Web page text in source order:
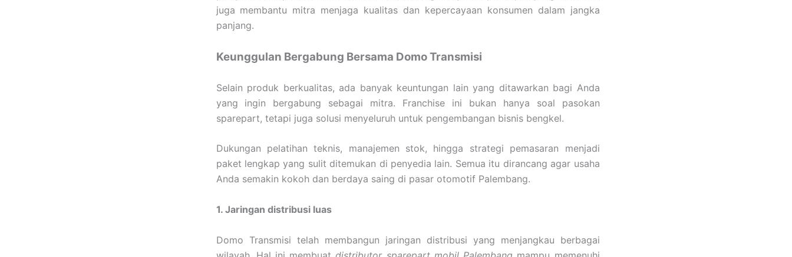
juga membantu mitra menjaga kualitas dan kepercayaan konsumen dalam jangka
panjang.
Keunggulan Bergabung Bersama Domo Transmisi
Selain produk berkualitas, ada banyak keuntungan lain yang ditawarkan bagi Anda
yang ingin bergabung sebagai mitra. Franchise ini bukan hanya soal pasokan
sparepart, tetapi juga solusi menyeluruh untuk pengembangan bisnis bengkel.
Dukungan pelatihan teknis, manajemen stok, hingga strategi pemasaran menjadi
paket lengkap yang sulit ditemukan di penyedia lain. Semua itu dirancang agar usaha
Anda semakin kokoh dan berdaya saing di pasar otomotif Palembang.
1. Jaringan distribusi luas
Domo Transmisi telah membangun jaringan distribusi yang menjangkau berbagai